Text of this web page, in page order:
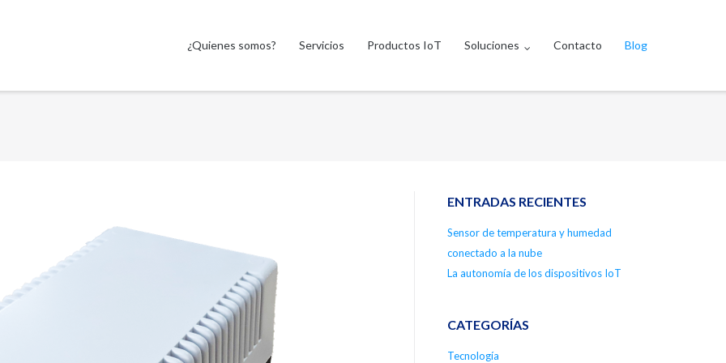
¿Quienes somos? Servicios Productos IoT Soluciones Contacto Blog
ENTRADAS RECIENTES
Sensor de temperatura y humedad
conectado a la nube
La autonomía de los dispositivos IoT
CATEGORÍAS
Tecnología